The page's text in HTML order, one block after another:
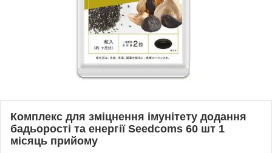
Комплекс для зміцнення імунітету додання
бадьорості та енергії Seedcoms 60 шт 1
місяць прийому